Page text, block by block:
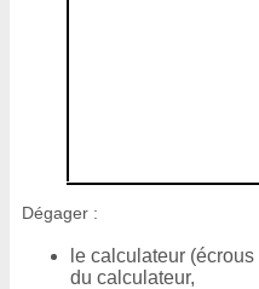
Dégager :
le calculateur
du calculateur,